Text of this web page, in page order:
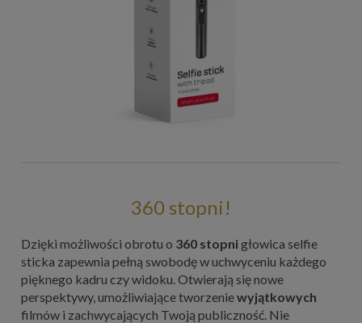
360 stopni!
Dzięki możliwości obrotu o 360 stopnigłowica selfie
sticka zapewnia pełną swobodę w uchwyceniu każdego
pięknego kadru czy widoku. Otwierają się nowe
perspektywy, umożliwiające tworzeniewyjątkowych
filmów i zachwycających Twoją publiczność. Nie